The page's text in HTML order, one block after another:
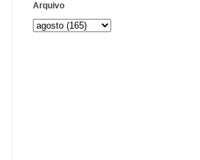
Arquivo